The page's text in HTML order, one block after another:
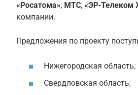
«Росатома», МТС, «ЭР-Телеком
компании.
Предложения по проекту
Нижегородская область;
Свердловская область;